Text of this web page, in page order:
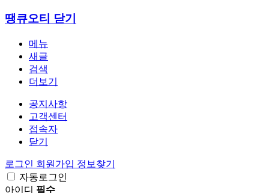
땡큐오티 닫기
메뉴
새글
검색
더보기
공지사항
고객센터
접속자
닫기
로그인 회원가입 정보찾기
자동로그인
아이디 필수